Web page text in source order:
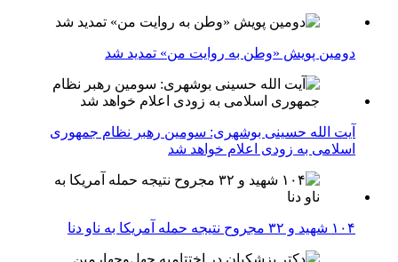
دومین پویش «وطن به روایت من» تمدید شد
آیت الله حسینی بوشهری: سومین رهبر نظام جمهوری
اسلامی به زودی اعلام خواهد شد
۱۰۴ شهید و ۳۲ مجروح نتیجه حمله آمریکا به ناو دنا